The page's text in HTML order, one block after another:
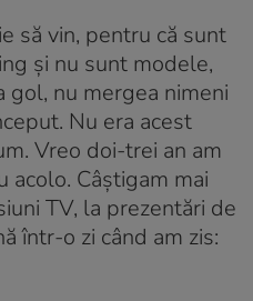
să vin, pentru că sunt
și nu sunt modele,
gol, nu mergea nimeni
Nu era acest
Vreo doi-trei an am
acolo. Câștigam mai
TV, la prezentări de
într-o zi când am zis: